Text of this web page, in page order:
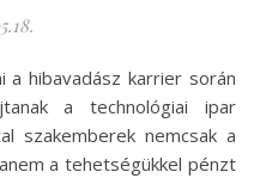
a technológiai ipar
szakemberek nemcsak a
a tehetségükkel pénzt